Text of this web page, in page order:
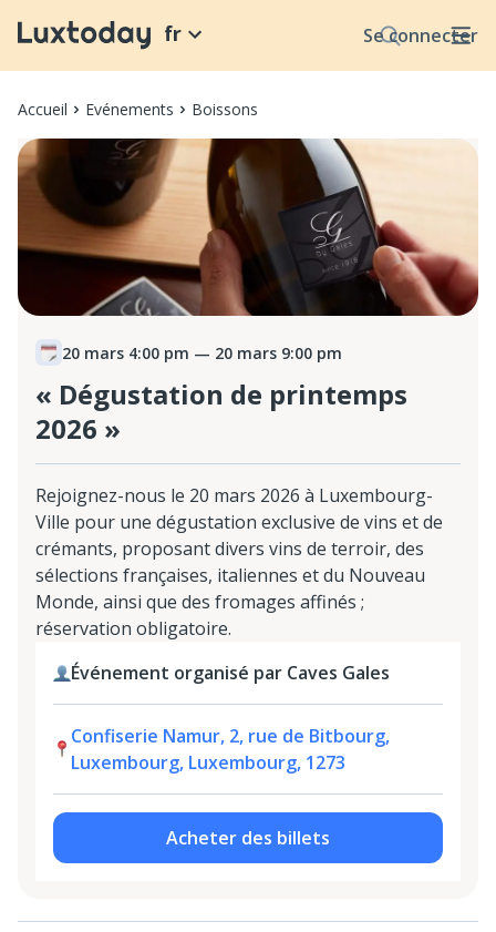
Se connecter
fr
Accueil Evénements Boissons
20 mars 4:00 pm — 20 mars 9:00 pm
« Dégustation de printemps
2026 »
Rejoignez-nous le 20 mars 2026 à Luxembourg-
Ville pour une dégustation exclusive de vins et de
crémants, proposant divers vins de terroir, des
sélections françaises, italiennes et du Nouveau
Monde, ainsi que des fromages affinés ;
réservation obligatoire.
Événement organisé par Caves Gales
Confiserie Namur, 2, rue de Bitbourg,
Luxembourg, Luxembourg, 1273
Acheter des billets